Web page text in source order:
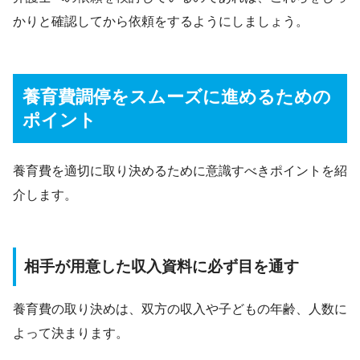
かりと確認してから依頼をするようにしましょう。
養育費調停をスムーズに進めるための
ポイント
養育費を適切に取り決めるために意識すべきポイントを紹
介します。
相手が用意した収入資料に必ず目を通す
養育費の取り決めは、双方の収入や子どもの年齢、人数に
よって決まります。